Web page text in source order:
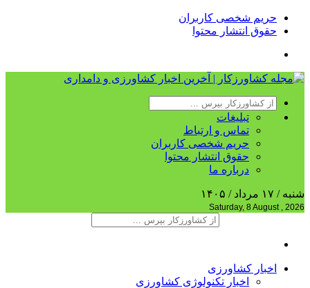
حریم شخصی کاربران
حقوق انتشار محتوا
تبلیغات
تماس و ارتباط
حریم شخصی کاربران
حقوق انتشار محتوا
درباره ما
شنبه / ۱۷ مرداد / ۱۴۰۵
Saturday, 8 August , 2026
اخبار کشاورزی
اخبار تکنولوژی کشاورزی